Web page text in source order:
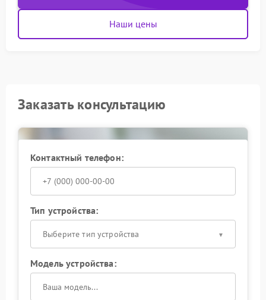
Наши цены
Заказать консультацию
Контактный телефон:
Тип устройства:
Выберите тип устройства
Модель устройства: